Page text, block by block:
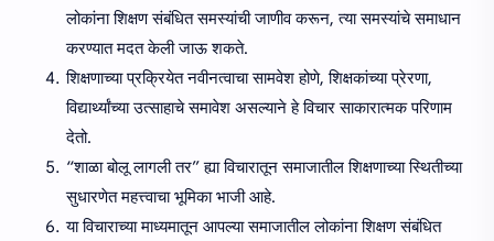
लोकांना शिक्षण संबंधित समस्यांची जाणीव करून, त्या समस्यांचे समाधान
करण्यात मदत केली जाऊ शकते.
शिक्षणाच्या प्रक्रियेत नवीनत्वाचा सामवेश होणे, शिक्षकांच्या प्रेरणा,
विद्यार्थ्यांच्या उत्साहाचे समावेश असल्याने हे विचार साकारात्मक परिणाम
देतो.
“शाळा बोलू लागली तर” ह्या विचारातून समाजातील शिक्षणाच्या स्थितीच्या
सुधारणेत महत्त्वाचा भूमिका भाजी आहे.
या विचाराच्या माध्यमातून आपल्या समाजातील लोकांना शिक्षण संबंधित